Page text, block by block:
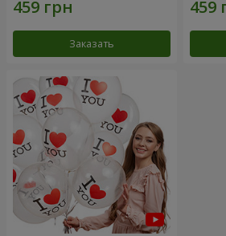
Заказать